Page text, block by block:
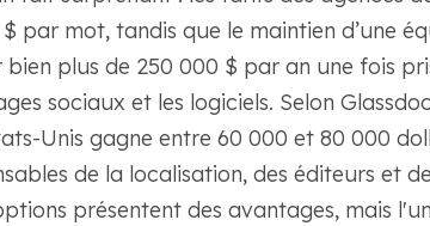
par mot, tandis que le maintien d’une
plus de 250 000 $ par an une fois
sociaux et les logiciels. Selon
Unis gagne entre 60 000 et 80 000
de la localisation, des éditeurs et
présentent des avantages, mais